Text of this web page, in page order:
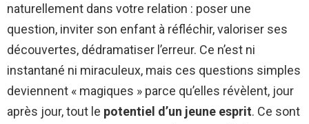
naturellement dans votre relation : poser une
question, inviter son enfant à réfléchir, valoriser ses
découvertes, dédramatiser l’erreur. Ce n’est ni
instantané ni miraculeux, mais ces questions simples
deviennent « magiques » parce qu’elles révèlent, jour
après jour, tout le potentiel d’un jeune esprit. Ce sont